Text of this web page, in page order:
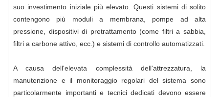
suo investimento iniziale più elevato. Questi sistemi di solito
contengono più moduli a membrana, pompe ad alta
pressione, dispositivi di pretrattamento (come filtri a sabbia,
filtri a carbone attivo, ecc.) e sistemi di controllo automatizzati.
A causa dell'elevata complessità dell'attrezzatura, la
manutenzione e il monitoraggio regolari del sistema sono
particolarmente importanti e tecnici dedicati devono essere